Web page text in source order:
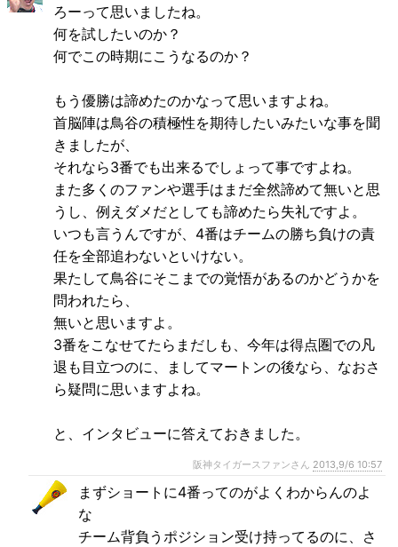
ろーって思いましたね。
何を試したいのか？
何でこの時期にこうなるのか？
もう優勝は諦めたのかなって思いますよね。
首脳陣は鳥谷の積極性を期待したいみたいな事を聞
きましたが、
それなら3番でも出来るでしょって事ですよね。
また多くのファンや選手はまだ全然諦めて無いと思
うし、例えダメだとしても諦めたら失礼ですよ。
いつも言うんですが、4番はチームの勝ち負けの責
任を全部追わないといけない。
果たして鳥谷にそこまでの覚悟があるのかどうかを
問われたら、
無いと思いますよ。
3番をこなせてたらまだしも、今年は得点圏での凡
退も目立つのに、ましてマートンの後なら、なおさ
ら疑問に思いますよね。
と、インタビューに答えておきました。
阪神タイガースファンさん 2013,9/6 10:57
まずショートに4番ってのがよくわからんのよ
な
チーム背負うポジション受け持ってるのに、さ